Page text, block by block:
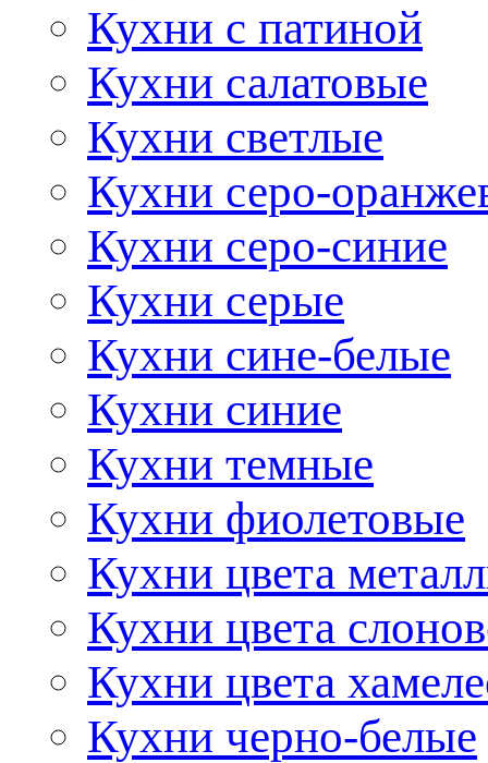
Кухни с патиной
Кухни салатовые
Кухни светлые
Кухни серо-
Кухни серо-синие
Кухни серые
Кухни сине-белые
Кухни синие
Кухни темные
Кухни фиолетовые
Кухни цвета
Кухни цвета
Кухни цвета
Кухни черно-белые